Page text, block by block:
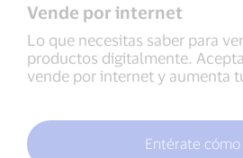
Vende por internet
Lo que necesitas saber para
productos digitalmente.
vende por internet y aumenta
Entérate cómo